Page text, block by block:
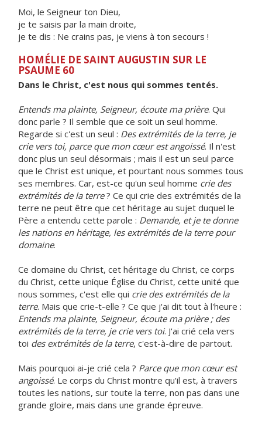
Moi, le Seigneur ton Dieu,
je te saisis par la main droite,
je te dis : Ne crains pas, je viens à ton secours !
HOMÉLIE DE SAINT AUGUSTIN SUR LE
PSAUME 60
Dans le Christ, c'est nous qui sommes tentés.
Entends ma plainte, Seigneur, écoute ma prière. Qui
donc parle ? Il semble que ce soit un seul homme.
Regarde si c'est un seul : Des extrémités de la terre, je
crie vers toi, parce que mon cœur est angoissé. Il n'est
donc plus un seul désormais ; mais il est un seul parce
que le Christ est unique, et pourtant nous sommes tous
ses membres. Car, est-ce qu'un seul homme crie des
extrémités de la terre? Ce qui crie des extrémités de la
terre ne peut être que cet héritage au sujet duquel le
Père a entendu cette parole : Demande, et je te donne
les nations en héritage, les extrémités de la terre pour
domaine.
Ce domaine du Christ, cet héritage du Christ, ce corps
du Christ, cette unique Église du Christ, cette unité que
nous sommes, c'est elle qui crie des extrémités de la
terre. Mais que crie-t-elle ? Ce que j'ai dit tout à l'heure :
Entends ma plainte, Seigneur, écoute ma prière ; des
extrémités de la terre, je crie vers toi. J'ai crié cela vers
toi des extrémités de la terre, c'est-à-dire de partout.
Mais pourquoi ai-je crié cela ? Parce que mon cœur est
angoissé. Le corps du Christ montre qu'il est, à travers
toutes les nations, sur toute la terre, non pas dans une
grande gloire, mais dans une grande épreuve.